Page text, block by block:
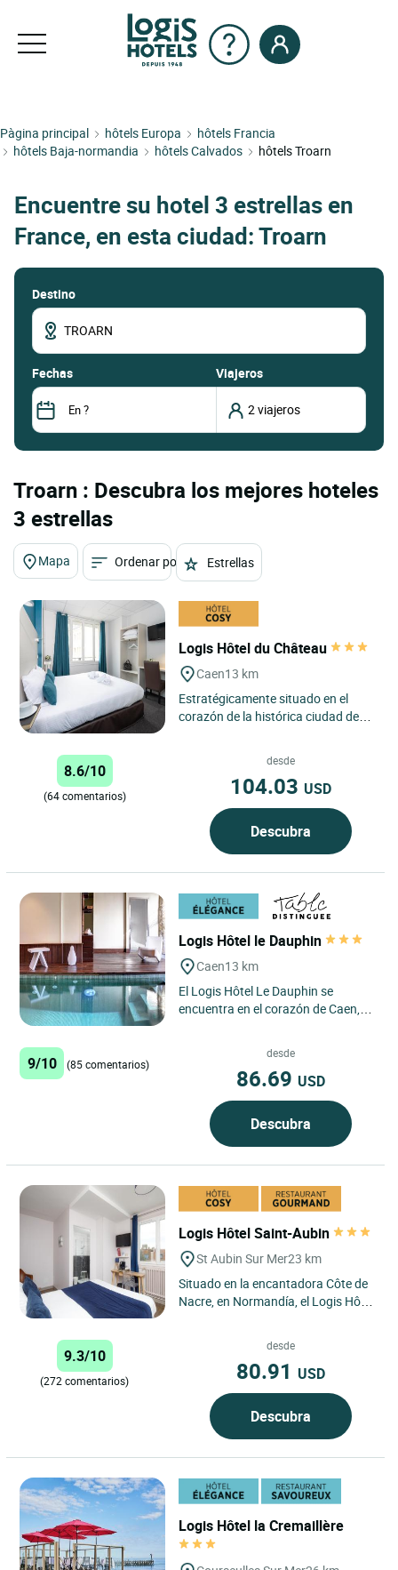
Pàgina principal hôtels Europa
hôtels Francia
hôtels Baja-normandia
hôtels Calvados hôtels Troarn
Encuentre su hotel 3 estrellas en
France, en esta ciudad: Troarn
Destino
fechas Viajeros
Troarn : Descubra los mejores hoteles
3 estrellas
Mapa Ordenar por Estrellas
Logis Hôtel du Château
Caen13 km
Estratégicamente situado en el
corazón de la histórica ciudad de
8.6/10
(64 comentarios)
desde
104.03 USD
Descubra
Logis Hôtel le Dauphin
Caen13 km
El Logis Hôtel Le Dauphin se
encuentra en el corazón de Caen,
9/10 (85 comentarios)
desde
86.69 USD
Descubra
Logis Hôtel Saint-Aubin
St Aubin Sur Mer23 km
Situado en la encantadora Côte de
Nacre, en Normandía, el Logis Hôtel
9.3/10
(272 comentarios)
desde
80.91 USD
Descubra
Logis Hôtel la Cremaillère